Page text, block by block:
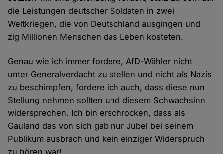
die Leistungen deutscher Soldaten in zwei
Weltkriegen, die von Deutschland ausgingen und
zig Millionen Menschen das Leben kosteten.
Genau wie ich immer fordere, AfD-Wähler nicht
unter Generalverdacht zu stellen und nicht als Nazis
zu beschimpfen, fordere ich auch, dass diese nun
Stellung nehmen sollten und diesem Schwachsinn
widersprechen. Ich bin erschrocken, dass als
Gauland das von sich gab nur Jubel bei seinem
Publikum ausbrach und kein einziger Widerspruch
zu hören war!